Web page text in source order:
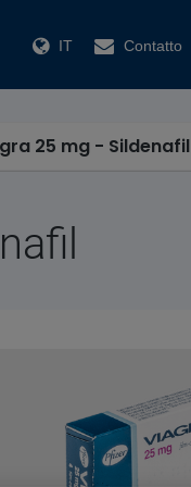
IT Contatto
25 mg - Sildenafil